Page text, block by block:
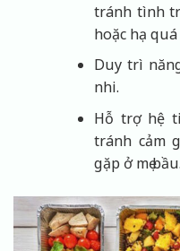
tránh tình
hoặc hạ
Duy trì
nhi.
Hỗ trợ hệ
tránh cảm
gặp ở mẹ bầu.